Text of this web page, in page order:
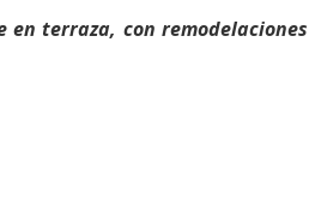
terraza, con remodelaciones